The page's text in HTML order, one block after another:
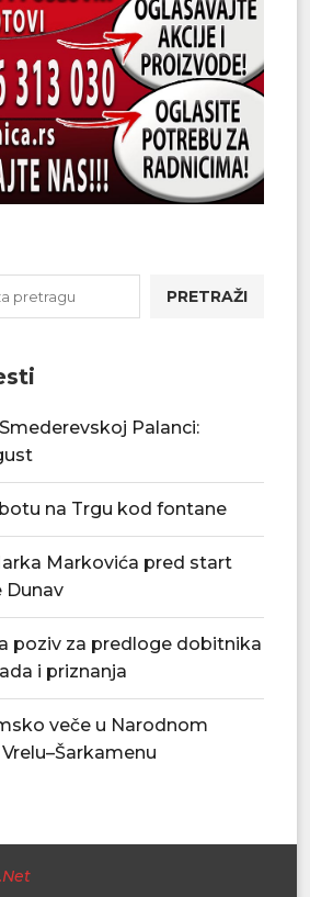
– apel
PRETRAŽI
Palanci:
na Trgu kod fontane
Markovića pred start
Dunav
poziv za predloge dobitnika
i priznanja
veče u Narodnom